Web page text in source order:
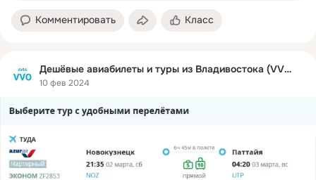
Комментировать Класс
Дешёвые авиабилеты и туры из Владивостока (VVO)
10 фев 2024